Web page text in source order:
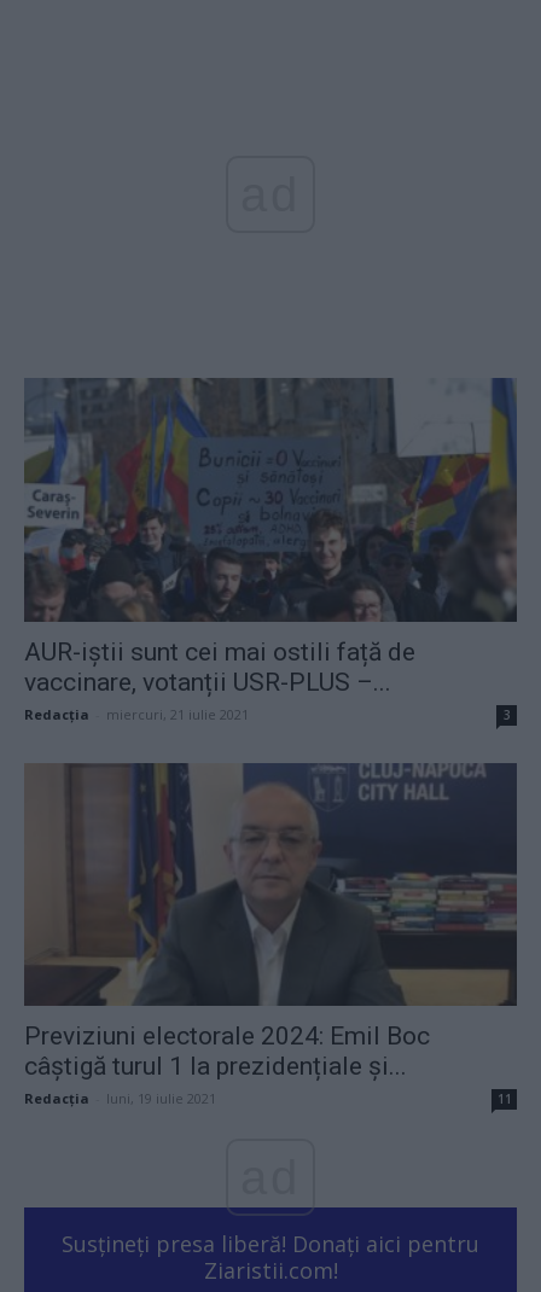
AUR-iștii sunt cei mai ostili față de
vaccinare, votanții USR-PLUS –...
Redacţia miercuri, 21 iulie 2021 3
Previziuni electorale 2024: Emil Boc
câștigă turul 1 la prezidențiale și...
Redacţia luni, 19 iulie 2021 11
Susțineți presa liberă! Donați aici pentru
Ziaristii.com!